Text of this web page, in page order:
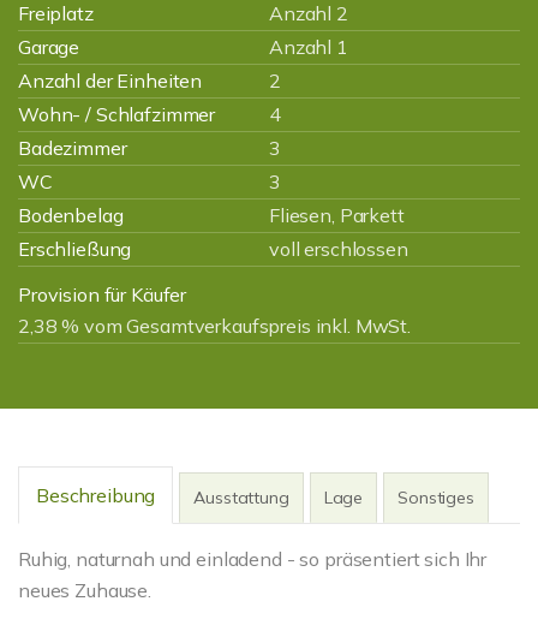
Freiplatz
Anzahl 2
Garage
Anzahl 1
Anzahl der Einheiten
2
Wohn- / Schlafzimmer
4
Badezimmer
3
WC
3
Bodenbelag
Fliesen, Parkett
Erschließung
voll erschlossen
Provision für Käufer
2,38 % vom Gesamtverkaufspreis inkl. MwSt.
Beschreibung Ausstattung Lage Sonstiges
Ruhig, naturnah und einladend - so präsentiert sich Ihr
neues Zuhause.